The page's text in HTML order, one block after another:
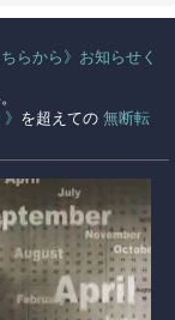
ちらから》お知らせく
を超えての 無断転